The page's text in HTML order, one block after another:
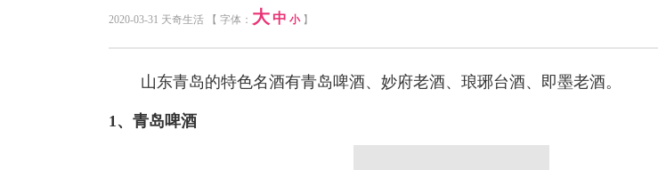
2020-03-31 天奇生活 【 字体： 大 中 小】
山东青岛的特色名酒有青岛啤酒、妙府老酒、琅琊台酒、即墨老酒。
1、青岛啤酒